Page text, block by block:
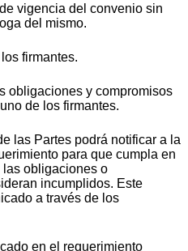
vigencia del convenio sin
del mismo.
firmantes.
obligaciones y compromisos
de los firmantes.
las Partes podrá notificar a la
para que cumpla en
las obligaciones o
incumplidos. Este
a través de los
en el requerimiento